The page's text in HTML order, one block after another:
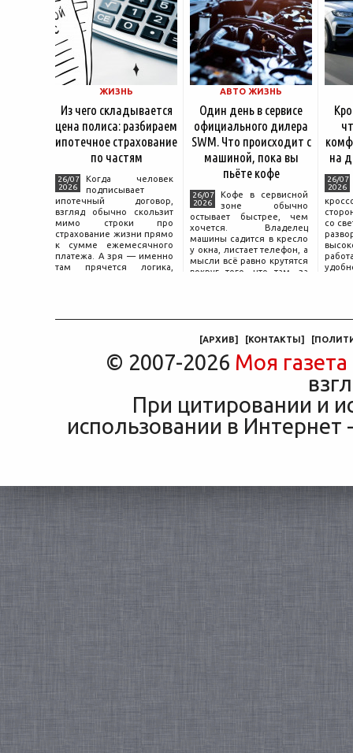
ЖИЗНЬ
Из чего складывается
цена полиса: разбираем
ипотечное страхование
по частям
26/07
2026
Когда человек
подписывает
ипотечный договор,
взгляд обычно скользит
мимо строки про
страхование жизни прямо
к сумме ежемесячного
платежа. А зря — именно
там прячется логика,
АВТО ЖИЗНЬ
Один день в сервисе
официального дилера
SWM. Что происходит с
машиной, пока вы
пьёте кофе
26/07
2026
Кофе в сервисной
зоне обычно
остывает быстрее, чем
хочется. Владелец
машины садится в кресло
у окна, листает телефон, а
мысли всё равно крутятся
вокруг того, что там, за
на
26/07
2026
со
[АРХИВ] [КОНТАКТЫ] [
© 2007-2026 Моя газета
При цитировании и
использовании в Интернет